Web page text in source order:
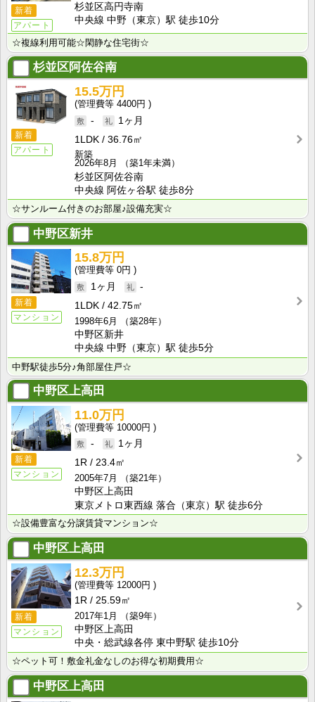
新着
アパート
杉並区高円寺南
中央線 中野（東京）駅 徒歩10分
☆複線利用可能☆閑静な住宅街☆
杉並区阿佐谷南
新着
アパート
15.5万円
4400円
-
1ヶ月
1LDK
36.76㎡
新築
2026年8月
（築1年未満）
杉並区阿佐谷南
中央線 阿佐ヶ谷駅 徒歩8分
☆サンルーム付きのお部屋♪設備充実☆
中野区新井
新着
マンション
15.8万円
0円
1ヶ月
-
1LDK
42.75㎡
1998年6月
（築28年）
中野区新井
中央線 中野（東京）駅 徒歩5分
中野駅徒歩5分♪角部屋住戸☆
中野区上高田
新着
マンション
11.0万円
10000円
-
1ヶ月
1R
23.4㎡
2005年7月
（築21年）
中野区上高田
東京メトロ東西線 落合（東京）駅 徒歩6分
☆設備豊富な分譲賃貸マンション☆
中野区上高田
新着
マンション
12.3万円
12000円
1R
25.59㎡
2017年1月
（築9年）
中野区上高田
中央・総武線各停 東中野駅 徒歩10分
☆ペット可！敷金礼金なしのお得な初期費用☆
中野区上高田